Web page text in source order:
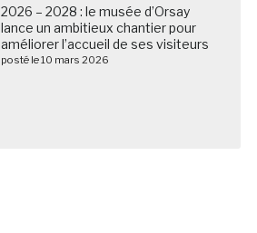
2026 – 2028 : le musée d’Orsay
lance un ambitieux chantier pour
améliorer l’accueil de ses visiteurs
posté le 10 mars 2026